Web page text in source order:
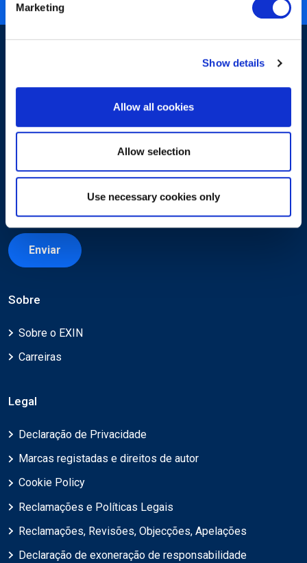
Marketing
Show details
Allow all cookies
Allow selection
Use necessary cookies only
Assine a nossa newsletter
Enviar
Sobre
Sobre o EXIN
Carreiras
Legal
Declaração de Privacidade
Marcas registadas e direitos de autor
Cookie Policy
Reclamações e Políticas Legais
Reclamações, Revisões, Objecções, Apelações
Declaração de exoneração de responsabilidade